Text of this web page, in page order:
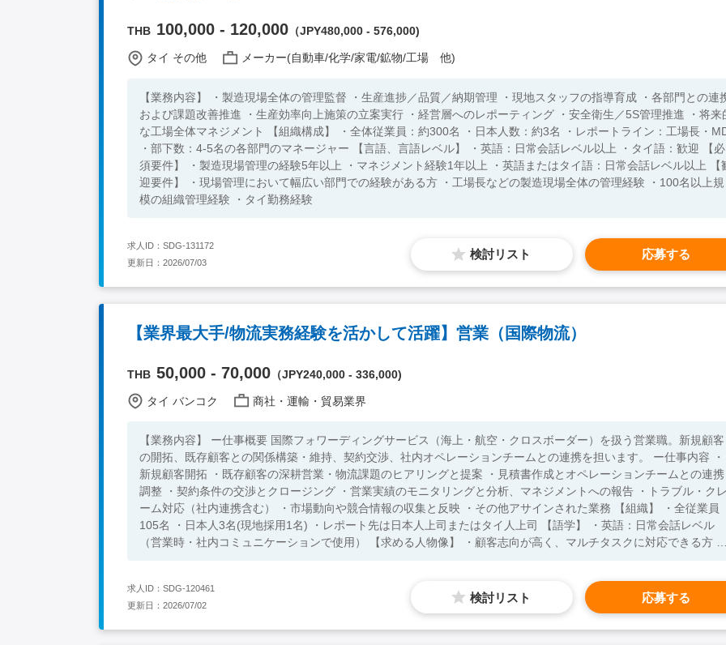
THB 100,000 - 120,000 （JPY480,000 - 576,000)
タイ その他 メーカー(自動車/化学/家電/鉱物/工場 他)
【業務内容】 ・製造現場全体の管理監督 ・生産進捗／品質／納期管理 ・現地スタッフの指導育成 ・各部門との連
および課題改善推進 ・生産効率向上施策の立案実行 ・経営層へのレポーティング ・安全衛生／5S管理推進 ・将来
な工場全体マネジメント 【組織構成】 ・全体従業員：約300名 ・日本人数：約3名 ・レポートライン：工場長・MD
・部下数：4-5名の各部門のマネージャー 【言語、言語レベル】 ・英語：日常会話レベル以上 ・タイ語：歓迎 【必
須要件】 ・製造現場管理の経験5年以上 ・マネジメント経験1年以上 ・英語またはタイ語：日常会話レベル以上 【歓
迎要件】 ・現場管理において幅広い部門での経験がある方 ・工場長などの製造現場全体の管理経験 ・100名以上規
模の組織管理経験 ・タイ勤務経験
検討リスト 応募する
求人ID：SDG-131172
更新日：2026/07/03
【業界最大手/物流実務経験を活かして活躍】営業（国際物流）
THB 50,000 - 70,000 （JPY240,000 - 336,000)
タイ バンコク 商社・運輸・貿易業界
【業務内容】 ー仕事概要 国際フォワーディングサービス（海上・航空・クロスボーダー）を扱う営業職。新規顧客
の開拓、既存顧客との関係構築・維持、契約交渉、社内オペレーションチームとの連携を担います。 ー仕事内容 ・
新規顧客開拓 ・既存顧客の深耕営業・物流課題のヒアリングと提案 ・見積書作成とオペレーションチームとの連携
調整 ・契約条件の交渉とクロージング ・営業実績のモニタリングと分析、マネジメントへの報告 ・トラブル・ク
ーム対応（社内連携含む） ・市場動向や競合情報の収集と反映 ・その他アサインされた業務 【組織】 ・全従業員
105名 ・日本人3名(現地採用1名) ・レポート先は日本人上司またはタイ人上司 【語学】 ・英語：日常会話レベル
（営業時・社内コミュニケーションで使用） 【求める人物像】 ・顧客志向が高く、マルチタスクに対応できる方 ・
ンで使用） ・タイ国内での運転免許もしくは、運転免許を取得する意思のある方 【歓迎要件】 ・英語ビジネスレベ
ル ・タイ語日常会話
検討リスト 応募する
求人ID：SDG-120461
更新日：2026/07/02